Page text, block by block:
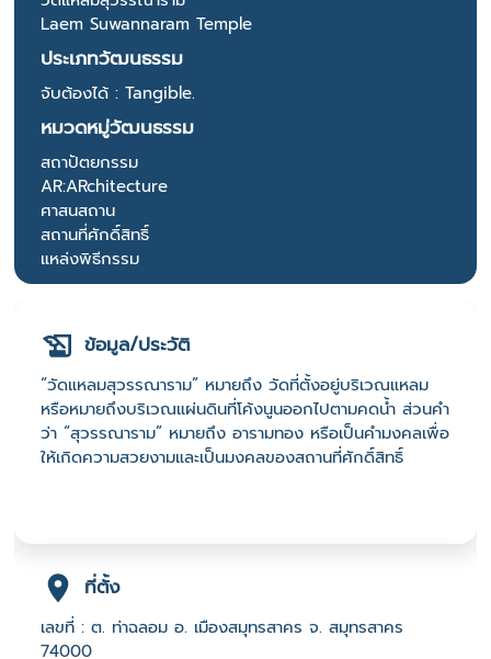
Laem Suwannaram Temple
ประเภทวัฒนธรรม
จับต้องได้ : Tangible.
หมวดหมู่วัฒนธรรม
สถาปัตยกรรม
AR:ARchitecture
ศาสนสถาน
สถานที่ศักดิ์สิทธิ์
แหล่งพิธีกรรม
ข้อมูล/ประวัติ
“วัดแหลมสุวรรณาราม” หมายถึง วัดที่ตั้งอยู่บริเวณแหลม
หรือหมายถึงบริเวณแผ่นดินที่โค้งนูนออกไปตามคดน้ำ ส่วนคำ
ว่า “สุวรรณาราม” หมายถึง อารามทอง หรือเป็นคำมงคลเพื่อ
ให้เกิดความสวยงามและเป็นมงคลของสถานที่ศักดิ์สิทธิ์
ที่ตั้ง
เลขที่ : ต. ท่าฉลอม อ. เมืองสมุทรสาคร จ. สมุทรสาคร
74000